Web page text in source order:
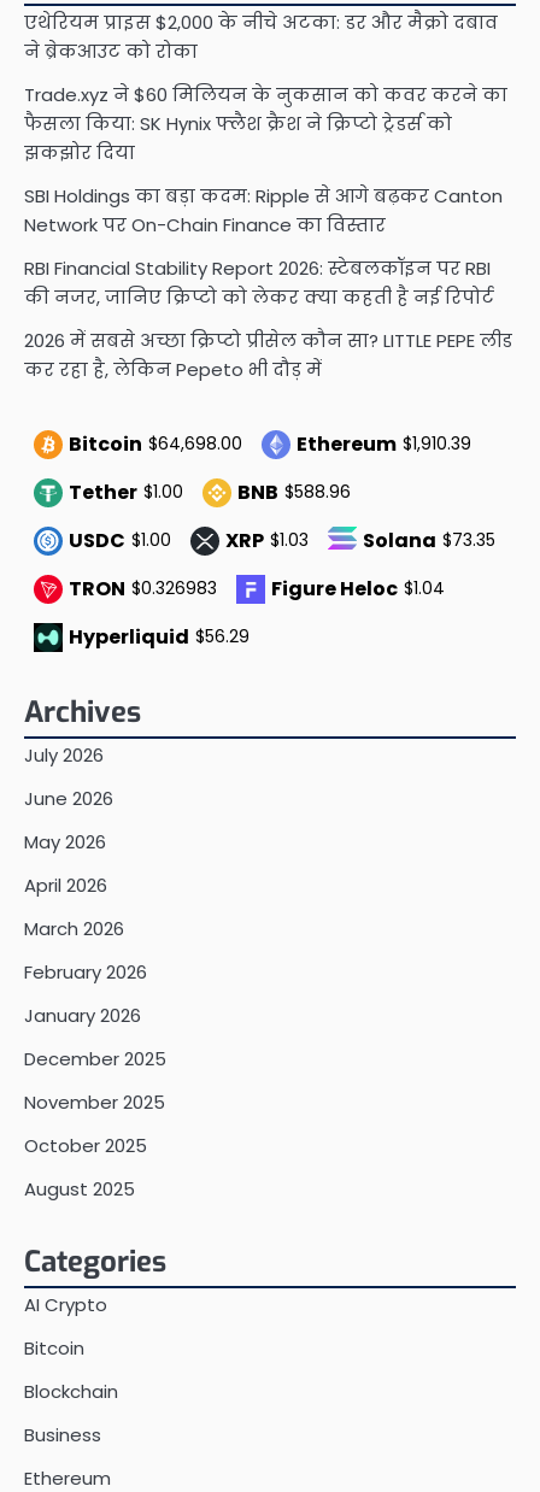
एथेरियम प्राइस $2,000 के नीचे अटका: डर और मैक्रो दबाव
ने ब्रेकआउट को रोका
Trade.xyz ने $60 मिलियन के नुकसान को कवर करने का
फैसला किया: SK Hynix फ्लैश क्रैश ने क्रिप्टो ट्रेडर्स को
झकझोर दिया
SBI Holdings का बड़ा कदम: Ripple से आगे बढ़कर Canton
Network पर On-Chain Finance का विस्तार
RBI Financial Stability Report 2026: स्टेबलकॉइन पर RBI
की नजर, जानिए क्रिप्टो को लेकर क्या कहती है नई रिपोर्ट
2026 में सबसे अच्छा क्रिप्टो प्रीसेल कौन सा? LITTLE PEPE लीड
कर रहा है, लेकिन Pepeto भी दौड़ में
Bitcoin $64,698.00 Ethereum $1,910.39
Tether $1.00 BNB $588.96
USDC $1.00 XRP $1.03 Solana $73.35
TRON $0.326983 Figure Heloc $1.04
Hyperliquid $56.29
Archives
July 2026
June 2026
May 2026
April 2026
March 2026
February 2026
January 2026
December 2025
November 2025
October 2025
August 2025
Categories
AI Crypto
Bitcoin
Blockchain
Business
Ethereum